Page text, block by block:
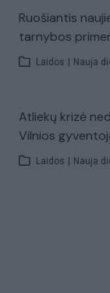
Ruošiantis
tarnybos
Laidos Nauja
Atliekų krizė
Vilnios
Laidos Nauja